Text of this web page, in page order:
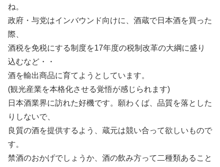
ね。
政府・与党はインバウンド向けに、酒蔵で日本酒を買った
際、
酒税を免税にする制度を17年度の税制改革の大綱に盛り
込むなど・・
酒を輸出商品に育てようとしています。
(観光産業を本格化させる覚悟が感じられます)
日本酒業界に訪れた好機です。願わくば、品質を落とした
りしないで、
良質の酒を提供するよう、蔵元は競い合って欲しいもので
す。
禁酒のおかげでしょうか、酒の飲み方って二種類あること